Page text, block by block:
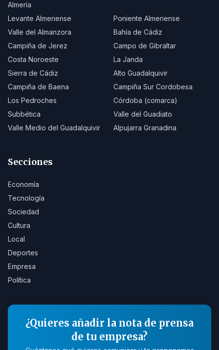
Almería
Levante Almeriense
Poniente Almeriense
Valle del Almanzora
Bahía de Cádiz
Campiña de Jerez
Campo de Gibraltar
Costa Noroeste
La Janda
Sierra de Cádiz
Alto Guadalquivir
Campiña de Baena
Campiña Sur Cordobesa
Los Pedroches
Córdoba (comarca)
Subbética
Valle del Guadiato
Valle Medio del Guadalquivir
Alpujarra Granadina
Secciones
Economía
Tecnología
Sociedad
Cultura
Local
Deportes
Empresa
Política
¿Quieres añadir la nota de prensa
de tu empresa?